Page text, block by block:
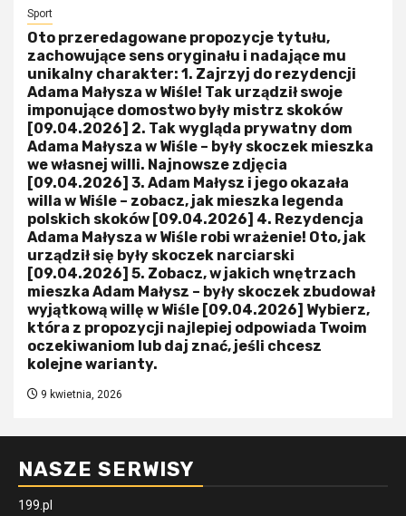
Sport
Oto przeredagowane propozycje tytułu,
zachowujące sens oryginału i nadające mu
unikalny charakter: 1. Zajrzyj do rezydencji
Adama Małysza w Wiśle! Tak urządził swoje
imponujące domostwo były mistrz skoków
[09.04.2026] 2. Tak wygląda prywatny dom
Adama Małysza w Wiśle – były skoczek mieszka
we własnej willi. Najnowsze zdjęcia
[09.04.2026] 3. Adam Małysz i jego okazała
willa w Wiśle – zobacz, jak mieszka legenda
polskich skoków [09.04.2026] 4. Rezydencja
Adama Małysza w Wiśle robi wrażenie! Oto, jak
urządził się były skoczek narciarski
[09.04.2026] 5. Zobacz, w jakich wnętrzach
mieszka Adam Małysz – były skoczek zbudował
wyjątkową willę w Wiśle [09.04.2026] Wybierz,
która z propozycji najlepiej odpowiada Twoim
oczekiwaniom lub daj znać, jeśli chcesz
kolejne warianty.
9 kwietnia, 2026
NASZE SERWISY
199.pl